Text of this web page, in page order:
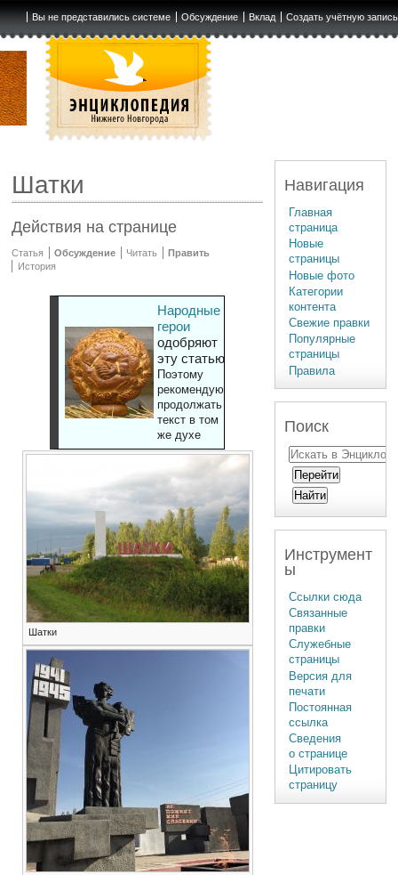
Вы не представились системе Обсуждение Вклад Создать учётную запись
Шатки
Действия на странице
Статья Обсуждение Читать
Править
История
Народные
герои
одобряют
эту статью
Поэтому
рекомендуют
продолжать
текст в том
же духе
Шатки
Навигация
Главная
страница
Новые
страницы
Новые фото
Категории
контента
Свежие правки
Популярные
страницы
Правила
Поиск
Инструмент
ы
Ссылки сюда
Связанные
правки
Служебные
страницы
Версия для
печати
Постоянная
ссылка
Сведения
о странице
Цитировать
страницу